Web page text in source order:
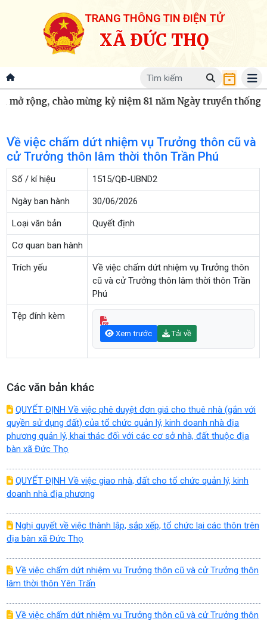
TRANG THÔNG TIN ĐIỆN TỬ
XÃ ĐỨC THỌ
rộng, chào mừng kỷ niệm 81 năm Ngày truyền thống
Về việc chấm dứt nhiệm vụ Trưởng thôn cũ và
cử Trưởng thôn lâm thời thôn Trần Phú
Số / kí hiệu 1515/QĐ-UBND2
Ngày ban hành 30/06/2026
Loại văn bản Quyết định
Cơ quan ban hành
Trích yếu
Về việc chấm dứt nhiệm vụ Trưởng thôn
cũ và cử Trưởng thôn lâm thời thôn Trần
Phú
Tệp đính kèm
Xem trước Tải về
Các văn bản khác
QUYẾT ĐỊNH Về việc phê duyệt đơn giá cho thuê nhà (gắn với
quyền sử dụng đất) của tổ chức quản lý, kinh doanh nhà địa
phương quản lý, khai thác đối với các cơ sở nhà, đất thuộc địa
bàn xã Đức Thọ
QUYẾT ĐỊNH Về việc giao nhà, đất cho tổ chức quản lý, kinh
doanh nhà địa phương
Nghị quyết về việc thành lập, sắp xếp, tổ chức lại các thôn trên
địa bàn xã Đức Thọ
Về việc chấm dứt nhiệm vụ Trưởng thôn cũ và cử Trưởng thôn
lâm thời thôn Yên Trấn
Về việc chấm dứt nhiệm vụ Trưởng thôn cũ và cử Trưởng thôn